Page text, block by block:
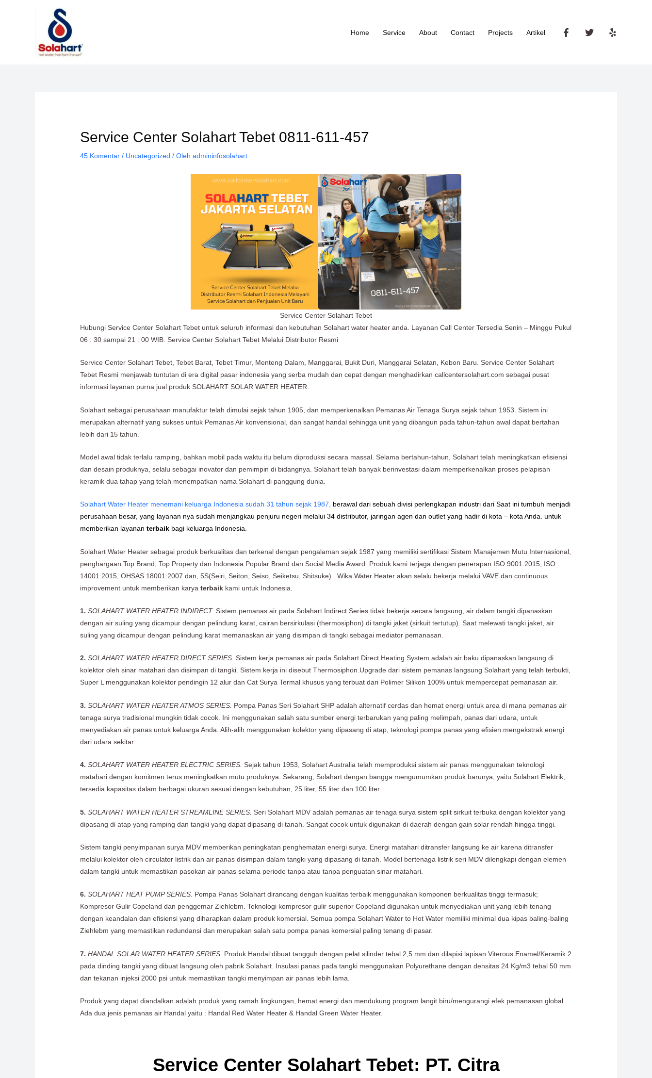
Home Service About Contact Projects Artikel
Service Center Solahart Tebet 0811-611-457
45 Komentar / Uncategorized / Olehadmininfosolahart
Service Center Solahart Tebet
Hubungi Service Center Solahart Tebet untuk seluruh informasi dan kebutuhan Solahart water heater anda. Layanan Call Center Tersedia Senin – Minggu Pukul
06 : 30 sampai 21 : 00 WIB. Service Center Solahart Tebet Melalui Distributor Resmi
Service Center Solahart Tebet, Tebet Barat, Tebet Timur, Menteng Dalam, Manggarai, Bukit Duri, Manggarai Selatan, Kebon Baru. Service Center Solahart
Tebet Resmi menjawab tuntutan di era digital pasar indonesia yang serba mudah dan cepat dengan menghadirkan callcentersolahart.com sebagai pusat
informasi layanan purna jual produk SOLAHART SOLAR WATER HEATER.
Solahart sebagai perusahaan manufaktur telah dimulai sejak tahun 1905, dan memperkenalkan Pemanas Air Tenaga Surya sejak tahun 1953. Sistem ini
merupakan alternatif yang sukses untuk Pemanas Air konvensional, dan sangat handal sehingga unit yang dibangun pada tahun-tahun awal dapat bertahan
lebih dari 15 tahun.
Model awal tidak terlalu ramping, bahkan mobil pada waktu itu belum diproduksi secara massal. Selama bertahun-tahun, Solahart telah meningkatkan efisiensi
dan desain produknya, selalu sebagai inovator dan pemimpin di bidangnya. Solahart telah banyak berinvestasi dalam memperkenalkan proses pelapisan
keramik dua tahap yang telah menempatkan nama Solahart di panggung dunia.
Solahart Water Heater menemani keluarga Indonesia sudah 31 tahun sejak 1987, berawal dari sebuah divisi perlengkapan industri dari Saat ini tumbuh menjadi
perusahaan besar, yang layanan nya sudah menjangkau penjuru negeri melalui 34 distributor, jaringan agen dan outlet yang hadir di kota – kota Anda. untuk
memberikan layananterbaik bagi keluarga Indonesia.
Solahart Water Heater sebagai produk berkualitas dan terkenal dengan pengalaman sejak 1987 yang memiliki sertifikasi Sistem Manajemen Mutu Internasional,
penghargaan Top Brand, Top Property dan Indonesia Popular Brand dan Social Media Award. Produk kami terjaga dengan penerapan ISO 9001:2015, ISO
14001:2015, OHSAS 18001:2007 dan, 5S(Seiri, Seiton, Seiso, Seiketsu, Shitsuke) . Wika Water Heater akan selalu bekerja melalui VAVE dan continuous
improvement untuk memberikan karyaterbaik kami untuk Indonesia.
1. SOLAHART WATER HEATER INDIRECT.Sistem pemanas air pada Solahart Indirect Series tidak bekerja secara langsung, air dalam tangki dipanaskan
dengan air suling yang dicampur dengan pelindung karat, cairan bersirkulasi (thermosiphon) di tangki jaket (sirkuit tertutup). Saat melewati tangki jaket, air
suling yang dicampur dengan pelindung karat memanaskan air yang disimpan di tangki sebagai mediator pemanasan.
2. SOLAHART WATER HEATER DIRECT SERIES. Sistem kerja pemanas air pada Solahart Direct Heating System adalah air baku dipanaskan langsung di
kolektor oleh sinar matahari dan disimpan di tangki. Sistem kerja ini disebut Thermosiphon.Upgrade dari sistem pemanas langsung Solahart yang telah terbukti,
Super L menggunakan kolektor pendingin 12 alur dan Cat Surya Termal khusus yang terbuat dari Polimer Silikon 100% untuk mempercepat pemanasan air.
3. SOLAHART WATER HEATER ATMOS SERIES. Pompa Panas Seri Solahart SHP adalah alternatif cerdas dan hemat energi untuk area di mana pemanas air
tenaga surya tradisional mungkin tidak cocok. Ini menggunakan salah satu sumber energi terbarukan yang paling melimpah, panas dari udara, untuk
menyediakan air panas untuk keluarga Anda. Alih-alih menggunakan kolektor yang dipasang di atap, teknologi pompa panas yang efisien mengekstrak energi
dari udara sekitar.
4. SOLAHART WATER HEATER ELECTRIC SERIES. Sejak tahun 1953, Solahart Australia telah memproduksi sistem air panas menggunakan teknologi
matahari dengan komitmen terus meningkatkan mutu produknya. Sekarang, Solahart dengan bangga mengumumkan produk barunya, yaitu Solahart Elektrik,
tersedia kapasitas dalam berbagai ukuran sesuai dengan kebutuhan, 25 liter, 55 liter dan 100 liter.
5. SOLAHART WATER HEATER STREAMLINE SERIES. Seri Solahart MDV adalah pemanas air tenaga surya sistem split sirkuit terbuka dengan kolektor yang
dipasang di atap yang ramping dan tangki yang dapat dipasang di tanah. Sangat cocok untuk digunakan di daerah dengan gain solar rendah hingga tinggi.
Sistem tangki penyimpanan surya MDV memberikan peningkatan penghematan energi surya. Energi matahari ditransfer langsung ke air karena ditransfer
melalui kolektor oleh circulator listrik dan air panas disimpan dalam tangki yang dipasang di tanah. Model bertenaga listrik seri MDV dilengkapi dengan elemen
dalam tangki untuk memastikan pasokan air panas selama periode tanpa atau tanpa penguatan sinar matahari.
6. SOLAHART HEAT PUMP SERIES. Pompa Panas Solahart dirancang dengan kualitas terbaik menggunakan komponen berkualitas tinggi termasuk;
Kompresor Gulir Copeland dan penggemar Ziehlebm. Teknologi kompresor gulir superior Copeland digunakan untuk menyediakan unit yang lebih tenang
dengan keandalan dan efisiensi yang diharapkan dalam produk komersial. Semua pompa Solahart Water to Hot Water memiliki minimal dua kipas baling-baling
Ziehlebm yang memastikan redundansi dan merupakan salah satu pompa panas komersial paling tenang di pasar.
7. HANDAL SOLAR WATER HEATER SERIES. Produk Handal dibuat tangguh dengan pelat silinder tebal 2,5 mm dan dilapisi lapisan Viterous Enamel/Keramik 2
pada dinding tangki yang dibuat langsung oleh pabrik Solahart. Insulasi panas pada tangki menggunakan Polyurethane dengan densitas 24 Kg/m3 tebal 50 mm
dan tekanan injeksi 2000 psi untuk memastikan tangki menyimpan air panas lebih lama.
Produk yang dapat diandalkan adalah produk yang ramah lingkungan, hemat energi dan mendukung program langit biru/mengurangi efek pemanasan global.
Ada dua jenis pemanas air Handal yaitu : Handal Red Water Heater & Handal Green Water Heater.
Service Center Solahart Tebet: PT. Citra